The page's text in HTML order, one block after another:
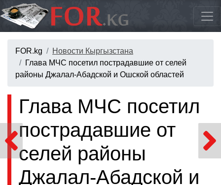
FOR.kg
Новости Кыргызстана
Глава МЧС посетил пострадавшие от селей
районы Джалал-Абадской и Ошской областей
Глава МЧС посетил
пострадавшие от
селей районы
Джалал-Абадской и